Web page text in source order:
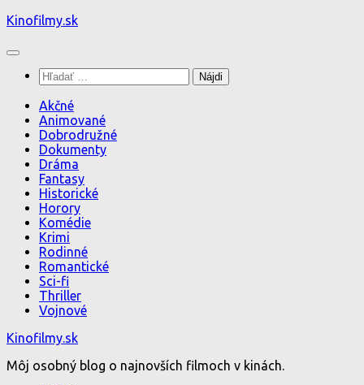
Preskočiť
obsah
Kinofilmy.sk
Hľadať:
Akčné
Animované
Dobrodružné
Dokumenty
Dráma
Fantasy
Historické
Horory
Komédie
Krimi
Rodinné
Romantické
Sci-fi
Thriller
Vojnové
Kinofilmy.sk
Môj osobný blog o najnovších filmoch v kinách.